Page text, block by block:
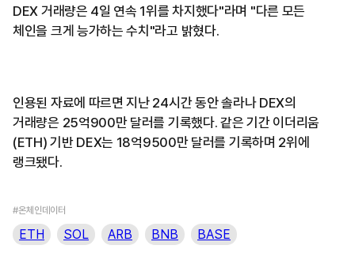
DEX 거래량은 4일 연속 1위를 차지했다"라며 "다른 모든
체인을 크게 능가하는 수치"라고 밝혔다.
인용된 자료에 따르면 지난 24시간 동안 솔라나 DEX의
거래량은 25억900만 달러를 기록했다. 같은 기간 이더리움
(ETH) 기반 DEX는 18억9500만 달러를 기록하며 2위에
랭크됐다.
#온체인데이터
ETH SOL ARB BNB BASE